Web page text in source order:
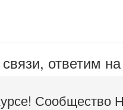
связи, ответим
Сообщество